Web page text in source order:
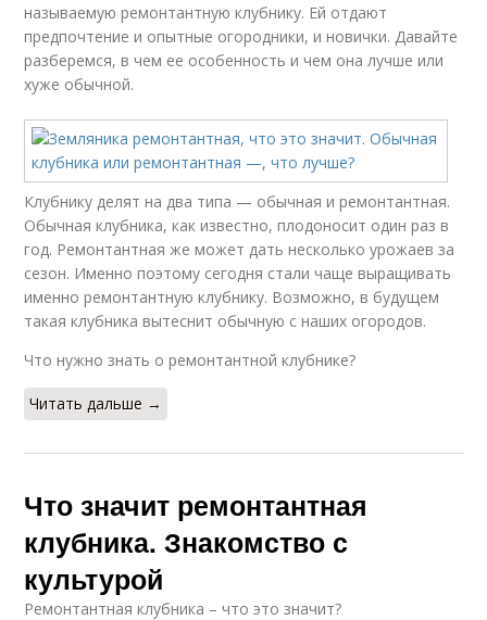
называемую ремонтантную клубнику. Ей отдают
предпочтение и опытные огородники, и новички. Давайте
разберемся, в чем ее особенность и чем она лучше или
хуже обычной.
Клубнику делят на два типа — обычная и ремонтантная.
Обычная клубника, как известно, плодоносит один раз в
год. Ремонтантная же может дать несколько урожаев за
сезон. Именно поэтому сегодня стали чаще выращивать
именно ремонтантную клубнику. Возможно, в будущем
такая клубника вытеснит обычную с наших огородов.
Что нужно знать о ремонтантной клубнике?
Читать дальше →
Что значит ремонтантная
клубника. Знакомство с
культурой
Ремонтантная клубника – что это значит?